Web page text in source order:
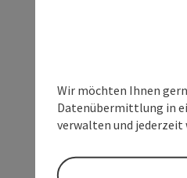
Wir möchten Ihnen
Datenübermittlung in
verwalten und jederzeit